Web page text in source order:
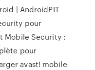
| AndroidPIT
pour
Mobile Security :
pour
avast! mobile